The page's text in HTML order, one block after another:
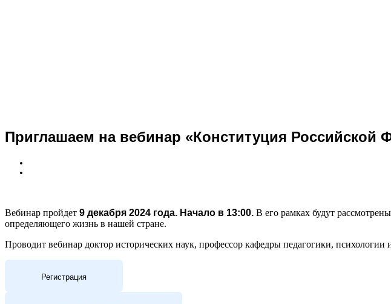
Приглашаем на вебинар «Конституция Российской
Вебинар пройдет 9 декабря 2024 года. Начало в 13:00. В его рамках будут
определяющего жизнь в нашей стране.
Проводит вебинар доктор исторических наук, профессор кафедры педагогики,
Регистрация